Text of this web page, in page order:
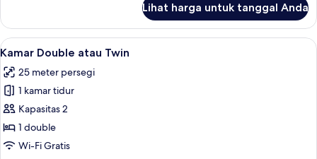
Kamar
Single
Lihat harga untuk tanggal Anda
Lihat
semua
foto
untuk
Kamar
Double
atau
Kamar Double atau Twin | Meja
5
Kamar Double atau Twin
25 meter persegi
1 kamar tidur
Kapasitas 2
1 double
Wi-Fi Gratis